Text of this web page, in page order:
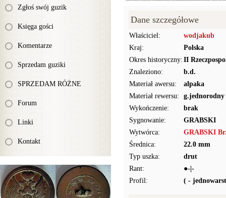
Zgłoś swój guzik
Księga gości
Komentarze
Sprzedam guziki
SPRZEDAM RÓŻNE
Forum
Linki
Kontakt
Dane szczegółowe
Właściciel:
wodjakub
Kraj:
Polska
Okres historyczny: II
Znaleziono:
b.d.
Materiał awersu:
alpaka
Materiał rewersu:
g.jednorodny
Wykończenie:
brak
Sygnowanie:
GRABSKI
Wytwórca:
GRABSKI
Średnica:
22.0 mm
Typ uszka:
drut
Rant:
●-|-
Profil:
( -